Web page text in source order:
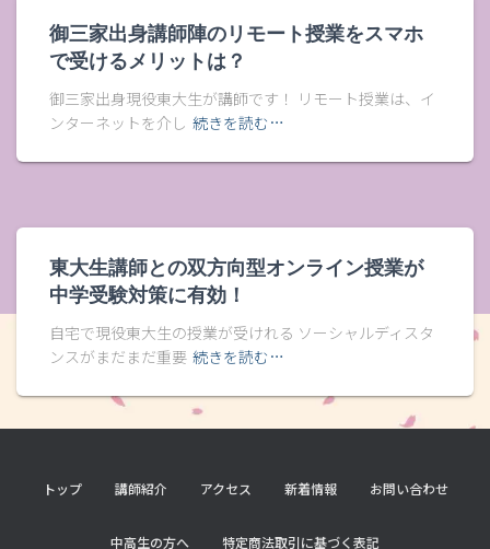
御三家出身講師陣のリモート授業をスマホ
で受けるメリットは？
御三家出身現役東大生が講師です！ リモート授業は、イ
ンターネットを介し 続きを読む…
東大生講師との双方向型オンライン授業が
中学受験対策に有効！
自宅で現役東大生の授業が受けれる ソーシャルディスタ
ンスがまだまだ重要 続きを読む…
トップ 講師紹介 アクセス 新着情報 お問い合わせ
中高生の方へ 特定商法取引に基づく表記